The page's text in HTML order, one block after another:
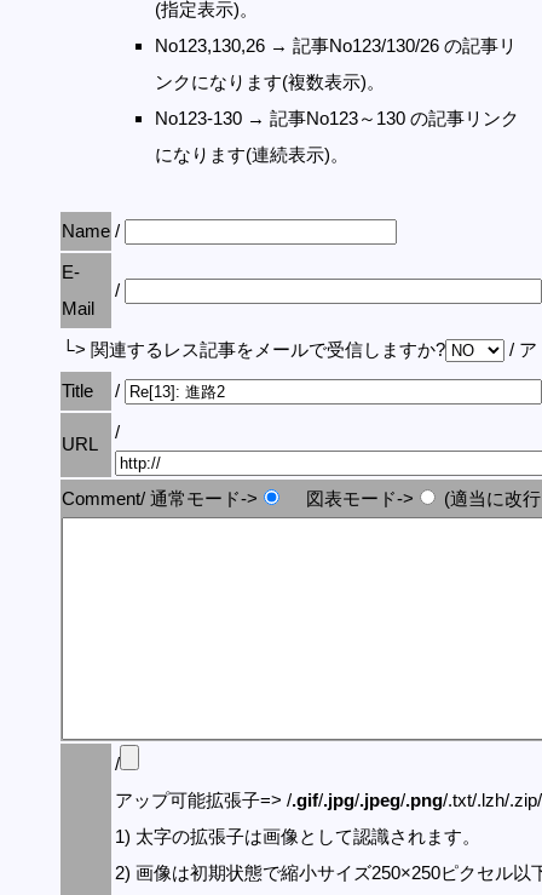
(指定表示)。
No123,130,26 → 記事No123/130/26 の記事リ
ンクになります(複数表示)。
No123-130 → 記事No123～130 の記事リンク
になります(連続表示)。
Name /
E-
Mail
/
└> 関連するレス記事をメールで受信しますか?
/ ア
Title
/
URL
/
Comment/ 通常モード-> 図表モード-> (適当に改
/
アップ可能拡張子=> /.gif/.jpg/.jpeg/.png/.txt/.lzh/
1) 太字の拡張子は画像として認識されます。
2) 画像は初期状態で縮小サイズ250×250ピクセル以